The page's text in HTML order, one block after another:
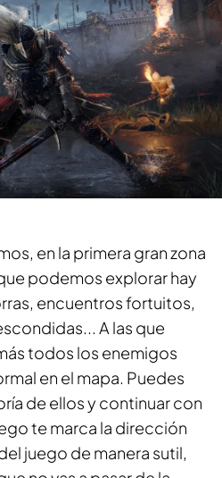
en la primera gran zona
podemos explorar hay
encuentros fortuitos,
A las que
todos los enemigos
en el mapa. Puedes
de ellos y continuar con
te marca la dirección
juego de manera sutil,